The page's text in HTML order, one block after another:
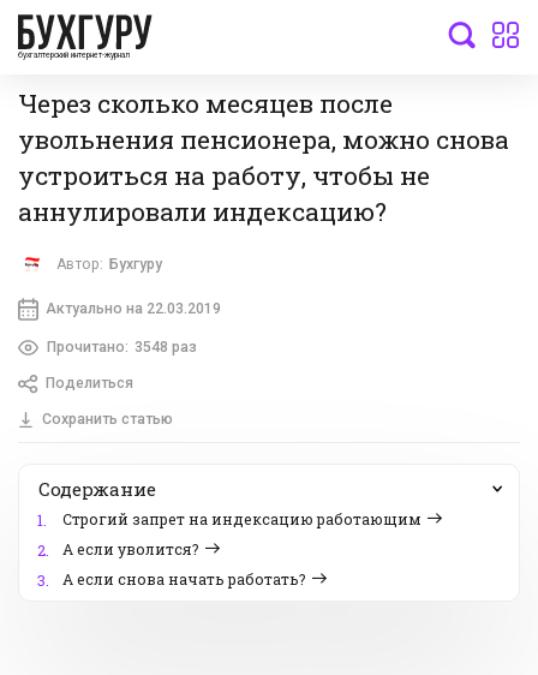
бухгалтерский интернет-журнал
Через сколько месяцев после
увольнения пенсионера, можно снова
устроиться на работу, чтобы не
аннулировали индексацию?
Автор: Бухгуру
Актуально на 22.03.2019
Прочитано: 3548 раз
Поделиться
Сохранить статью
Содержание
1.
Строгий запрет на индексацию работающим
2.
А если уволится?
3.
А если снова начать работать?